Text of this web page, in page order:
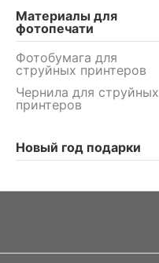
Материалы для
фотопечати
Фотобумага для
струйных принтеров
Чернила для струйных
принтеров
Новый год подарки